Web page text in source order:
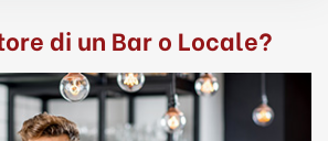
di un Bar o Locale?